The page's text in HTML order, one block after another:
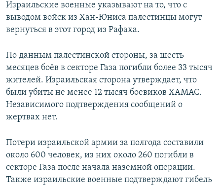
Израильские военные указывают на то, что с
выводом войск из Хан-Юниса палестинцы могут
вернуться в этот город из Рафаха.
По данным палестинской стороны, за шесть
месяцев боёв в секторе Газа погибли более 33 тысяч
жителей. Израильская сторона утверждает, что
были убиты не менее 12 тысяч боевиков ХАМАС.
Независимого подтверждения сообщений о
жертвах нет.
Потери израильской армии за полгода составили
около 600 человек, из них около 260 погибли в
секторе Газа после начала наземной операции.
Также израильские военные подтверждают гибель